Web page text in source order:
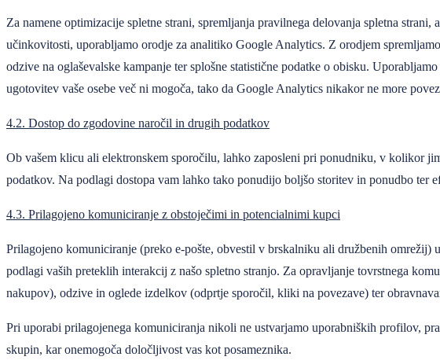
Za namene optimizacije spletne strani, spremljanja pravilnega delovanja spletna
učinkovitosti, uporabljamo orodje za analitiko Google Analytics. Z orodjem
odzive na oglaševalske kampanje ter splošne statistične podatke o obisku.
ugotovitev vaše osebe več ni mogoča, tako da Google Analytics nikakor ne more
4.2. Dostop do zgodovine naročil in drugih podatkov
Ob vašem klicu ali elektronskem sporočilu, lahko zaposleni pri ponudniku, v kolikor
podatkov. Na podlagi dostopa vam lahko tako ponudijo boljšo storitev in ponudbo ter
4.3. Prilagojeno komuniciranje z obstoječimi in potencialnimi kupci
Prilagojeno komuniciranje (preko e-pošte, obvestil v brskalniku ali družbenih
podlagi vaših preteklih interakcij z našo spletno stranjo. Za opravljanje tovrstnega
nakupov), odzive in oglede izdelkov (odprtje sporočil, kliki na povezave) ter
Pri uporabi prilagojenega komuniciranja nikoli ne ustvarjamo uporabniških profilov,
skupin, kar onemogoča določljivost vas kot posameznika.